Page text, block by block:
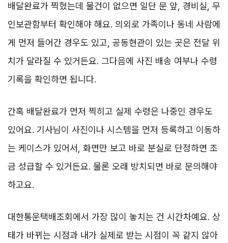
배달완료가 찍혔는데 물건이 없으면 일단 문 앞, 경비실, 무
인보관함부터 확인해야 해요. 의외로 가족이나 동네 사람에
게 먼저 들어간 경우도 있고, 공동현관이 있는 곳은 전달 위
치가 달라질 수 있거든요. 그다음에 사진 배송 여부나 수령
기록을 확인하면 됩니다.
간혹 배달완료가 먼저 찍히고 실제 수령은 나중인 경우도
있어요. 기사님이 사진이나 시스템을 먼저 등록하고 이동하
는 케이스가 있어서, 화면만 보고 바로 분실로 단정하면 조
금 성급할 수 있거든요. 물론 오래 방치되면 바로 문의해야
하고요.
대한통운택배조회에서 가장 많이 놓치는 건 시간차예요. 상
태가 바뀌는 시점과 내가 실제로 받는 시점이 꼭 같지 않아